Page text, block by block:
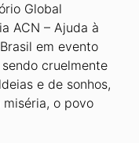
Global
ACN – Ajuda à
em evento
cruelmente
e de so­nhos,
o povo